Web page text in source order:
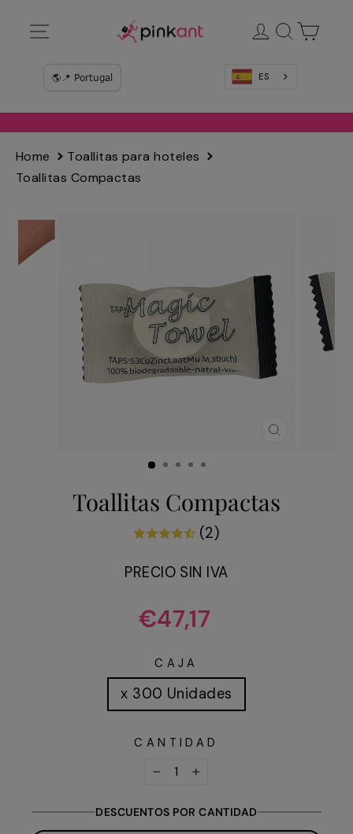
directamente
Ingresar
Buscar
ES
Home
Toallitas para hoteles
Toallitas Compactas
Toallitas Compactas
(2)
PRECIO SIN IVA
Precio
habitual
€47,17
CAJA
x 300 Unidades
CANTIDAD
DESCUENTOS POR CANTIDAD